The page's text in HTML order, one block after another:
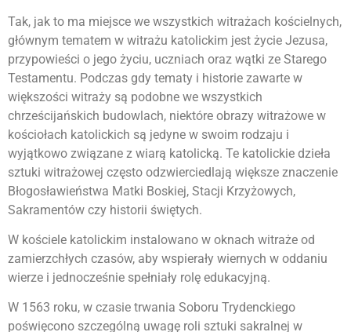
Tak, jak to ma miejsce we wszystkich witrażach kościelnych,
głównym tematem w witrażu katolickim jest życie Jezusa,
przypowieści o jego życiu, uczniach oraz wątki ze Starego
Testamentu. Podczas gdy tematy i historie zawarte w
większości witraży są podobne we wszystkich
chrześcijańskich budowlach, niektóre obrazy witrażowe w
kościołach katolickich są jedyne w swoim rodzaju i
wyjątkowo związane z wiarą katolicką. Te katolickie dzieła
sztuki witrażowej często odzwierciedlają większe znaczenie
Błogosławieństwa Matki Boskiej, Stacji Krzyżowych,
Sakramentów czy historii świętych.
W kościele katolickim instalowano w oknach witraże od
zamierzchłych czasów, aby wspierały wiernych w oddaniu
wierze i jednocześnie spełniały rolę edukacyjną.
W 1563 roku, w czasie trwania Soboru Trydenckiego
poświęcono szczególną uwagę roli sztuki sakralnej w